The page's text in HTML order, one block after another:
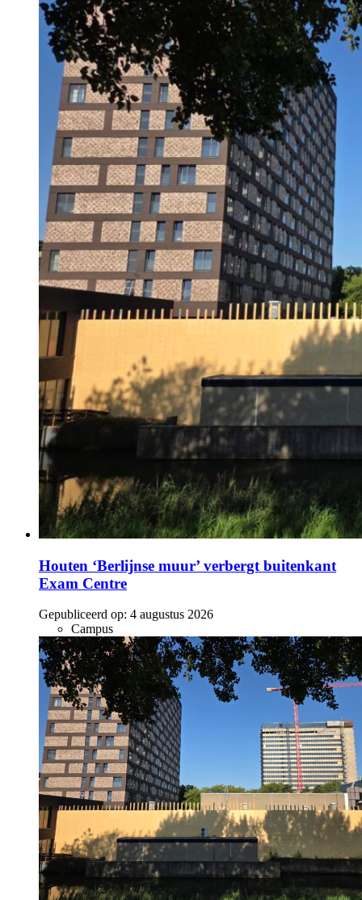
Houten ‘Berlijnse muur’ verbergt buitenkant
Exam Centre
Gepubliceerd op: 4 augustus 2026
Campus